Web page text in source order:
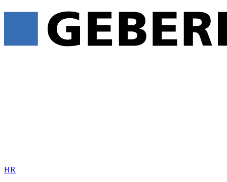
HR